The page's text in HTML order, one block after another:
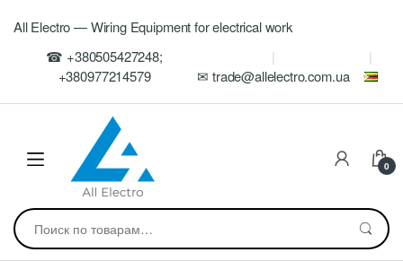
navigation
All Electro — Wiring Equipment for electrical work
☎ +380505427248;
+380977214579
✉ trade@allelectro.com.ua
0
Искать: